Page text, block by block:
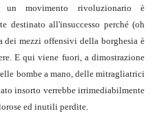
un movimento rivoluzionario è
destinato all'insuccesso perché (oh
dei mezzi offensivi della borghesia è
E qui viene fuori, a dimostrazione
bombe a mano, delle mitragliatrici
insorto verrebbe irrimediabilmente
ed inutili perdite.